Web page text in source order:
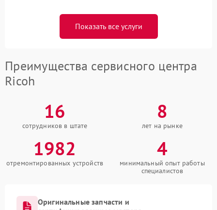
Показать все услуги
Преимущества сервисного центра
Ricoh
16
сотрудников в штате
8
лет на рынке
1982
отремонтированных устройств
4
минимальный опыт работы
специалистов
Оригинальные запчасти и